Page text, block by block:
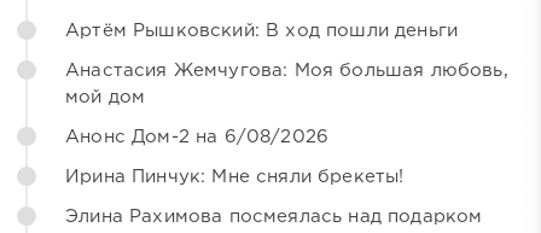
Артём Рышковский: В ход пошли деньги
Анастасия Жемчугова: Моя большая любовь,
мой дом
Анонс Дом-2 на 6/08/2026
Ирина Пинчук: Мне сняли брекеты!
Элина Рахимова посмеялась над подарком